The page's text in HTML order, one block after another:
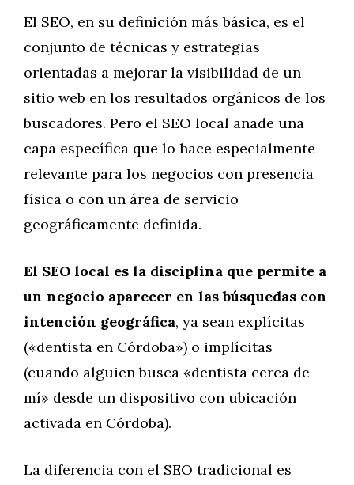
El SEO, en su definición más básica, es el
conjunto de técnicas y estrategias
orientadas a mejorar la visibilidad de un
sitio web en los resultados orgánicos de los
buscadores. Pero el SEO local añade una
capa específica que lo hace especialmente
relevante para los negocios con presencia
física o con un área de servicio
geográficamente definida.
El SEO local es la disciplina que permite a
un negocio aparecer en las búsquedas con
intención geográfica, ya sean explícitas
(«dentista en Córdoba») o implícitas
(cuando alguien busca «dentista cerca de
mí» desde un dispositivo con ubicación
activada en Córdoba).
La diferencia con el SEO tradicional es